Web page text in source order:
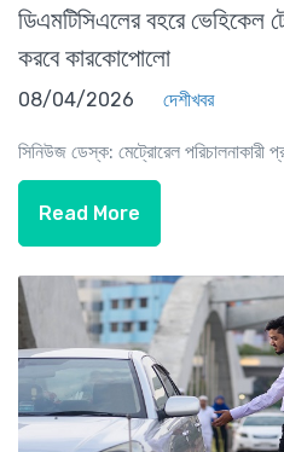
ডিএমটিসিএলের বহরে ভেহিকেল
করবে কারকোপোলো
08/04/2026 দেশীখবর
সিনিউজ ডেস্ক: মেট্রোরেল পরিচালনাকারী
Read More